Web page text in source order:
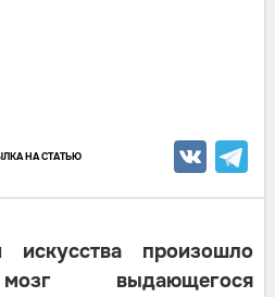
НА СТАТЬЮ
произошло
выдающегося